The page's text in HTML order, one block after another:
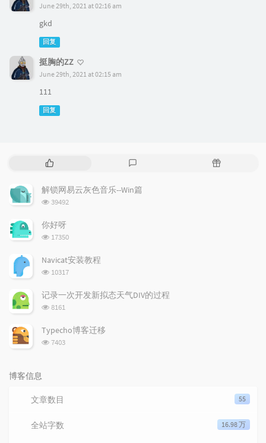
June 29th, 2021 at 02:16 am
gkd
回复
挺胸的ZZ
June 29th, 2021 at 02:15 am
111
回复
热
文
章
评
论
随
解锁网易云灰色音乐--Win篇
浏览次数:
39492
你好呀
浏览次数:
17350
Navicat安装教程
浏览次数:
10317
记录一次开发新拟态天气DIV的过程
浏览次数:
8161
Typecho博客迁移
浏览次数:
7403
博客信息
55
文章数目
16.98 万
全站字数